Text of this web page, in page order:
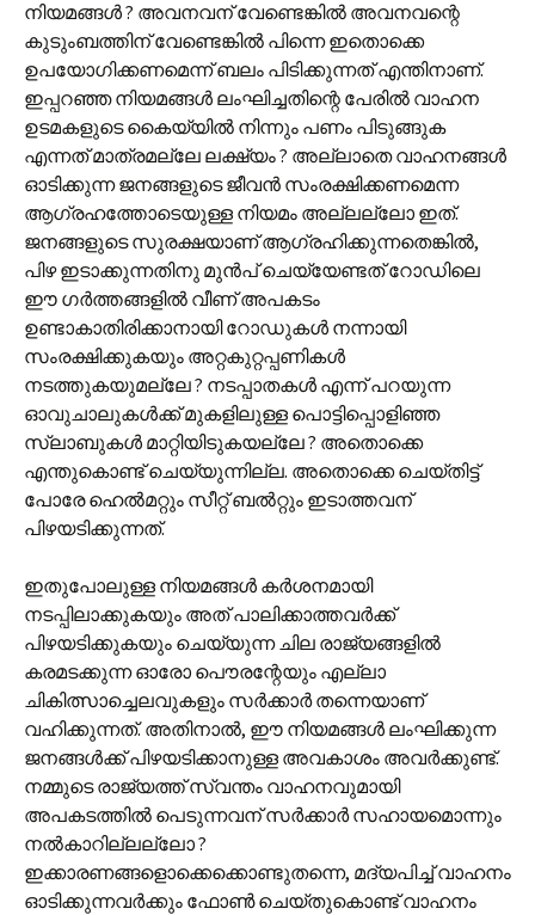
നിയമങ്ങൾ ? അവനവന് വേണ്ടെങ്കിൽ അവനവന്റെ
കുടുംബത്തിന് വേണ്ടെങ്കിൽ പിന്നെ ഇതൊക്കെ
ഉപയോഗിക്കണമെന്ന് ബലം പിടിക്കുന്നത് എന്തിനാണ്.
ഇപ്പറഞ്ഞ നിയമങ്ങൾ ലംഘിച്ചതിന്റെ പേരിൽ വാഹന
ഉടമകളുടെ കൈയ്യിൽ നിന്നും പണം പിടുങ്ങുക
എന്നത് മാത്രമല്ലേ ലക്ഷ്യം ? അല്ലാതെ വാഹനങ്ങൾ
ഓടിക്കുന്ന ജനങ്ങളുടെ ജീവൻ സംരക്ഷിക്കണമെന്ന
ആഗ്രഹത്തോടെയുള്ള നിയമം അല്ലല്ലോ ഇത്.
ജനങ്ങളുടെ സുരക്ഷയാണ് ആഗ്രഹിക്കുന്നതെങ്കിൽ,
പിഴ ഇടാക്കുന്നതിനു മുൻപ് ചെയ്യേണ്ടത് റോഡിലെ
ഈ ഗർത്തങ്ങളിൽ വീണ് അപകടം
ഉണ്ടാകാതിരിക്കാനായി റോഡുകൾ നന്നായി
സംരക്ഷിക്കുകയും അറ്റകുറ്റപ്പണികൾ
നടത്തുകയുമല്ലേ ? നടപ്പാതകൾ എന്ന് പറയുന്ന
ഓവുചാലുകൾക്ക് മുകളിലുള്ള പൊട്ടിപ്പൊളിഞ്ഞ
സ്ലാബുകൾ മാറ്റിയിടുകയല്ലേ ? അതൊക്കെ
എന്തുകൊണ്ട് ചെയ്യുന്നില്ല. അതൊക്കെ ചെയ്തിട്ട്
പോരേ ഹെൽമറ്റും സീറ്റ് ബൽറ്റും ഇടാത്തവന്
പിഴയടിക്കുന്നത്.
ഇതുപോലുള്ള നിയമങ്ങൾ കർശനമായി
നടപ്പിലാക്കുകയും അത് പാലിക്കാത്തവർക്ക്
പിഴയടിക്കുകയും ചെയ്യുന്ന ചില രാജ്യങ്ങളിൽ
കരമടക്കുന്ന ഓരോ പൌരന്റേയും എല്ലാ
ചികിത്സാച്ചെലവുകളും സർക്കാർ തന്നെയാണ്
വഹിക്കുന്നത്. അതിനാൽ, ഈ നിയമങ്ങൾ ലംഘിക്കുന്ന
ജനങ്ങൾക്ക് പിഴയടിക്കാനുള്ള അവകാശം അവർക്കുണ്ട്.
നമ്മുടെ രാജ്യത്ത് സ്വന്തം വാഹനവുമായി
അപകടത്തിൽ പെടുന്നവന് സർക്കാർ സഹായമൊന്നും
നൽകാറില്ലല്ലോ ?
ഇക്കാരണങ്ങളൊക്കെക്കൊണ്ടുതന്നെ, മദ്യപിച്ച് വാഹനം
ഓടിക്കുന്നവർക്കും ഫോൺ ചെയ്തുകൊണ്ട് വാഹനം